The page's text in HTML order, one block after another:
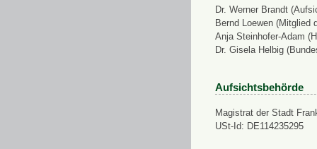
Dr. Werner Brandt
Bernd Loewen (Mitglied
Anja Steinhofer-Adam
Dr. Gisela Helbig
Aufsichtsbehörde
Magistrat der Stadt
USt-Id: DE114235295